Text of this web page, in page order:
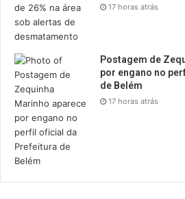
17 horas atrás
Postagem de
por engano no
de Belém
17 horas atrás